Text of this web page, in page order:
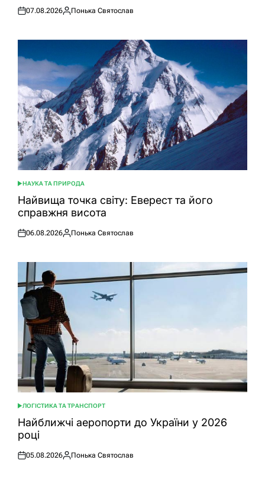
Оприлюднено
07.08.2026
Опубліковано
Понька Святослав
ОПУБЛІКУВАТИ
У
НАУКА ТА ПРИРОДА
Найвища точка світу: Еверест та його
справжня висота
Оприлюднено
06.08.2026
Опубліковано
Понька Святослав
ОПУБЛІКУВАТИ
У
ЛОГІСТИКА ТА ТРАНСПОРТ
Найближчі аеропорти до України у 2026
році
Оприлюднено
05.08.2026
Опубліковано
Понька Святослав